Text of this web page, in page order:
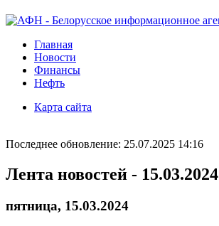
Главная
Новости
Финансы
Нефть
Карта сайта
Последнее обновление: 25.07.2025 14:16
Лента новостей - 15.03.2024
пятница, 15.03.2024